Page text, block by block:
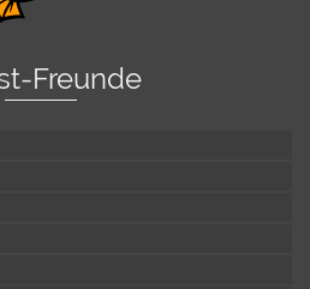
Freunde